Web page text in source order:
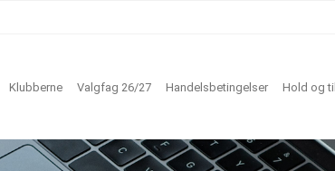
Klubberne Valgfag 26/27 Handelsbetingelser Hold og